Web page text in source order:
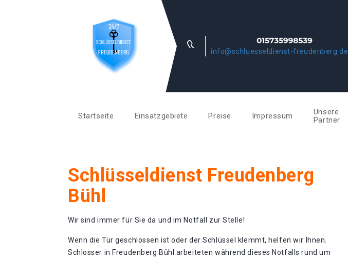
info@schluesseldienst-freudenberg.de
Startseite Einsatzgebiete Preise Impressum
Unsere
Partner
Schlüsseldienst Freudenberg
Bühl
Wir sind immer für Sie da und im Notfall zur Stelle!
Wenn die Tür geschlossen ist oder der Schlüssel klemmt, helfen wir Ihnen.
Schlosser in Freudenberg Bühl arbeiteten während dieses Notfalls rund um